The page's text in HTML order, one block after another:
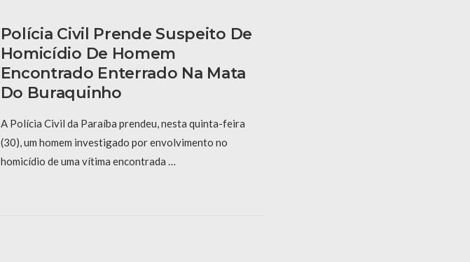
Polícia Civil Prende Suspeito De
Homicídio De Homem
Encontrado Enterrado Na Mata
Do Buraquinho
A Polícia Civil da Paraíba prendeu, nesta quinta-feira
(30), um homem investigado por envolvimento no
homicídio de uma vítima encontrada …